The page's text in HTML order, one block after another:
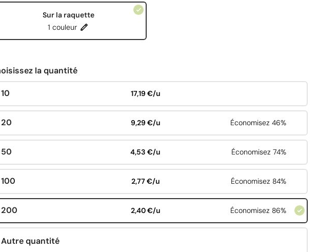
Sur la raquette
1 couleur
la quantité
10 17,19 €/u
20 9,29 €/u Économisez 46%
50 4,53 €/u Économisez 74%
100 2,77 €/u Économisez 84%
200 2,40 €/u Économisez 86%
Autre quantité